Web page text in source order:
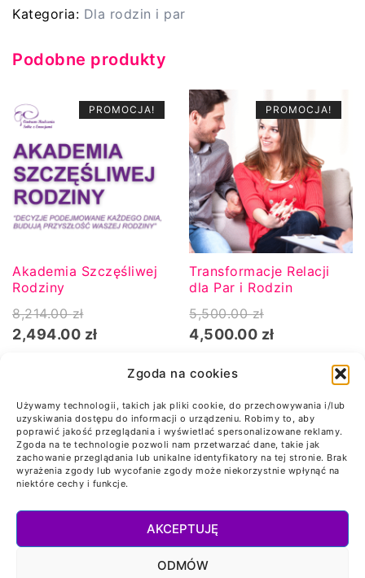
Zgoda na cookies
Używamy technologii, takich jak pliki cookie, do przechowywania i/lub
uzyskiwania dostępu do informacji o urządzeniu. Robimy to, aby
poprawić jakość przeglądania i wyświetlać spersonalizowane reklamy.
Zgoda na te technologie pozwoli nam przetwarzać dane, takie jak
zachowanie przeglądania lub unikalne identyfikatory na tej stronie. Brak
wyrażenia zgody lub wycofanie zgody może niekorzystnie wpłynąć na
niektóre cechy i funkcje.
AKCEPTUJĘ
ODMÓW
5
Kategoria: Dla rodzin i par
Podobne produkty
PROMOCJA!
Akademia Szczęśliwej
Rodziny
8,214.00zł
Pierwotna
8,214.00 zł.
2,494.00 złAktualna
wynosi:
2,494.00 zł.
DODAJ DO KOSZYKA
PROMOCJA!
Transformacje Relacji
dla Par i Rodzin
5,500.00zł
Pierwotna
wynosiła:
5,500.00 zł.
4,500.00 złAktualna
4,500.00 zł.
DODAJ DO KOSZYKA
© 2026 Centrum Radzenia Sobie z Emocjami.